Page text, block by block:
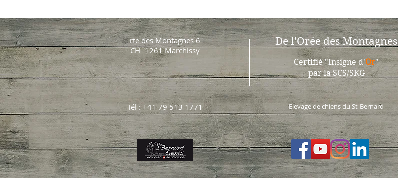
rte des Montagnes 6
CH- 1261 Marchissy
De l'Orée des Montagnes
Certifié "Insigne d'Or"
par la SCS/SKG
Tél : +41 79 513 1771 Elevage de chiens du St-Bernard